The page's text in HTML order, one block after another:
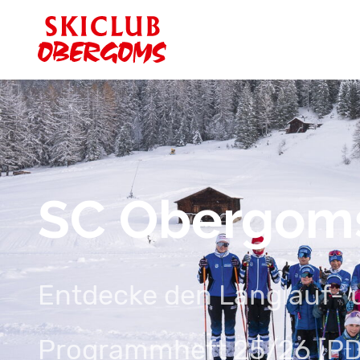
SC
Entdecke den Langlauf-
Programmheft 25/26